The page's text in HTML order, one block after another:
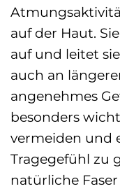
auf der Haut.
auf und leitet
auch an
angenehmes
besonders
vermeiden und
Tragegefühl zu
natürliche